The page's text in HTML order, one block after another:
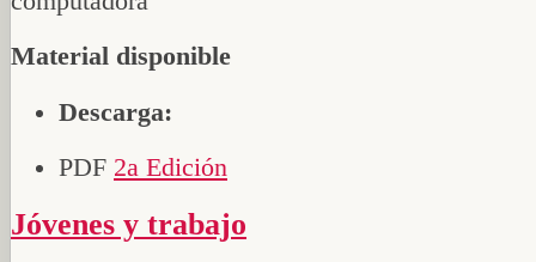
Material disponible
Descarga:
PDF 2a Edición
Jóvenes y trabajo